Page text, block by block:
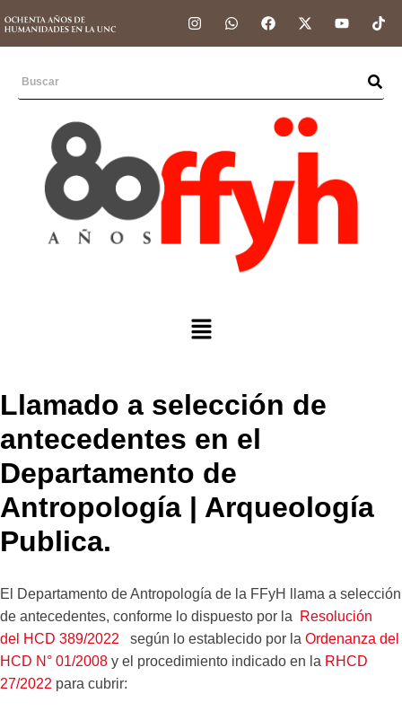
Llamado a selección de
antecedentes en el
Departamento de
Antropología | Arqueología
Publica.
El Departamento de Antropología de la FFyH llama a selección
de antecedentes, conforme lo dispuesto por la
Resolución
del HCD 389/2022
según lo establecido por la Ordenanza del
HCD N° 01/2008 y el procedimiento indicado en la RHCD
27/2022 para cubrir: